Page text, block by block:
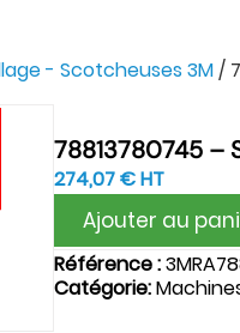
- Scotcheuses 3M/
78813780745 –
274,07€HT
Ajouter au
Référence :
Catégorie: